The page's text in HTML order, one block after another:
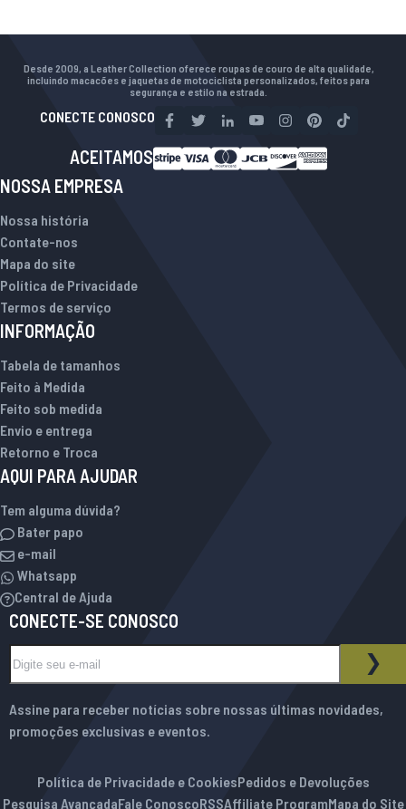
Desde 2009, a Leather Collection oferece roupas de couro de alta qualidade,
incluindo macacões e jaquetas de motociclista personalizados, feitos para
segurança e estilo na estrada.
CONECTE CONOSCO
ACEITAMOS
NOSSA EMPRESA
Nossa história
Contate-nos
Mapa do site
Política de Privacidade
Termos de serviço
INFORMAÇÃO
Tabela de tamanhos
Feito à Medida
Feito sob medida
Envio e entrega
Retorno e Troca
AQUI PARA AJUDAR
Tem alguma dúvida?
Bater papo
e-mail
Whatsapp
Central de Ajuda
CONECTE-SE CONOSCO
BOLETIM INFORMATIVO
Assine para receber notícias sobre nossas últimas novidades,
promoções exclusivas e eventos.
Política de Privacidade e CookiesPedidos e Devoluções
Pesquisa AvançadaFale ConoscoRSSAffiliate ProgramMapa do Site